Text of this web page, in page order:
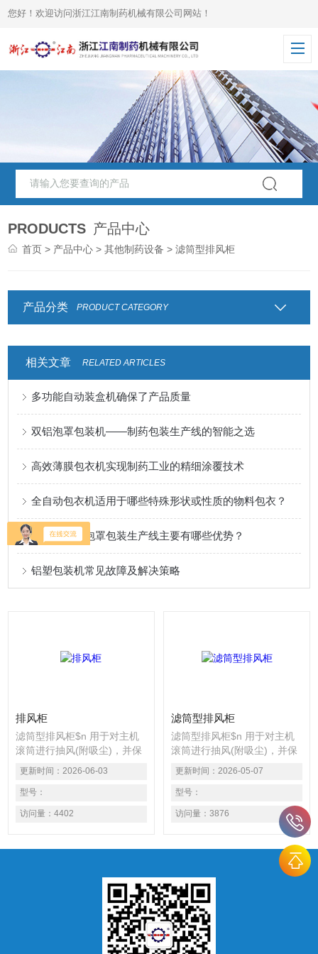
您好！欢迎访问浙江江南制药机械有限公司网站！
PRODUCTS 产品中心
首页 > 产品中心 >其他制药设备 > 滤筒型排风柜
产品分类 PRODUCT CATEGORY
相关文章 RELATED ARTICLES
多功能自动装盒机确保了产品质量
双铝泡罩包装机——制药包装生产线的智能之选
高效薄膜包衣机实现制药工业的精细涂覆技术
全自动包衣机适用于哪些特殊形状或性质的物料包衣？
浅谈安瓿瓶泡罩包装生产线主要有哪些优势？
铝塑包装机常见故障及解决策略
排风柜
滤筒型排风柜$n 用于对主机
滚筒进行抽风(附吸尘)，并保
持工作区域负压,该机器内部
为滤筒(压缩空气脉冲除尘)结
构，过滤等级可达F9级，也
可根据客户要求高达H13级配
有减震装置。排风口设有防倒
口，防止排风管路中的废气回
更新时间： 2026-06-03
型号：
访问量： 4402
滤筒型排风柜
滤筒型排风柜$n 用于对主机
滚筒进行抽风(附吸尘)，并保
持工作区域负压,该机器内部
为滤筒(压缩空气脉冲除尘)结
构，过滤等级可达F9级，也
可根据客户要求高达H13级配
有减震装置。排风口设有防倒
流装置，在停机前关闭排风
口，防止排风管路中的废气回
更新时间： 2026-05-07
型号：
访问量： 3876